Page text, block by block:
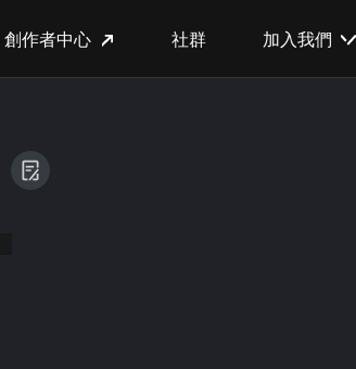
創作者中心 社群 加入我們